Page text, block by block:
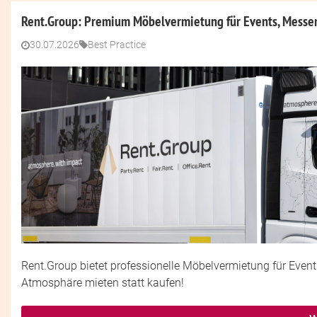
Rent.Group: Premium Möbelvermietung für Events,
30.07.2026 Best Practice
Rent.Group bietet professionelle Möbelvermietung für
Atmosphäre mieten statt kaufen!